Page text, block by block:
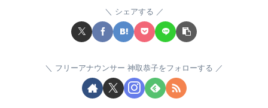
シェアする
フリーアナウンサー 神取恭子をフォローする